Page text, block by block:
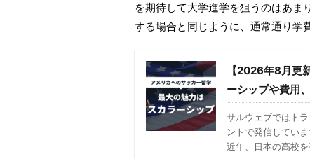
を期待して大学進学を狙うのはあ
する場合と同じように、通常通り学
【2026年8月更
ーシップや費用
サルウェブではト
ントで発信してい
近年、日本の高校